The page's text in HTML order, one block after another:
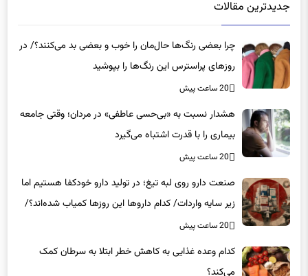
جدیدترین مقالات
چرا بعضی رنگ‌ها حال‌مان را خوب و بعضی بد می‌کنند؟/ در
روزهای پراسترس این رنگ‌ها را بپوشید
20 ساعت پیش
هشدار نسبت به «بی‌حسی عاطفی» در مردان؛ وقتی جامعه
بیماری را با قدرت اشتباه می‌گیرد
20 ساعت پیش
صنعت دارو روی لبه تیغ؛ در تولید دارو خودکفا هستیم اما
زیر سایه واردات/ کدام داروها این روزها کمیاب شده‌اند؟/
«کشور سه ماه ذخیره دارویی دارد»
20 ساعت پیش
کدام وعده غذایی به کاهش خطر ابتلا به سرطان کمک
می‌کند؟